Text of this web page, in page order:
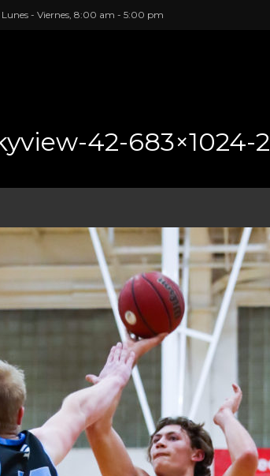
Lunes - Viernes, 8:00 am - 5:00 pm
42-683×1024-2